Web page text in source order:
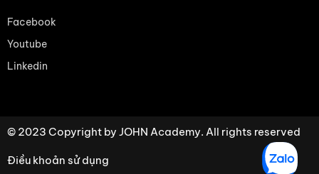
Facebook
Youtube
Linkedin
© 2023 Copyright by JOHN Academy. All rights reserved
Điều khoản sử dụng